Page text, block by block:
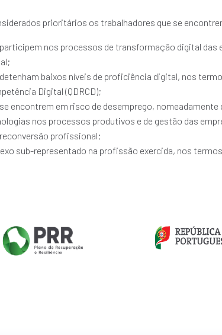
prioritários os trabalhadores que se
nos processos de transformação digital
baixos níveis de proficiência digital, nos
Digital (QDRCD);
encontrem em risco de desemprego,
nos processos produtivos e de gestão das
profissional;
sub-representado na profissão exercida, nos